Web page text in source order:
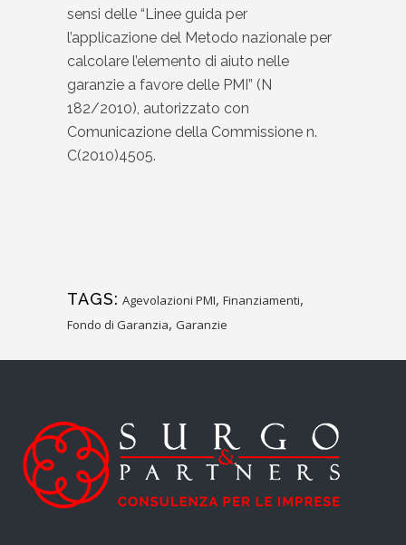
sensi delle “Linee guida per
l’applicazione del Metodo nazionale per
calcolare l’elemento di aiuto nelle
garanzie a favore delle PMI” (N
182/2010), autorizzato con
Comunicazione della Commissione n.
C(2010)4505.
TAGS: Agevolazioni PMI, Finanziamenti,
Fondo di Garanzia, Garanzie